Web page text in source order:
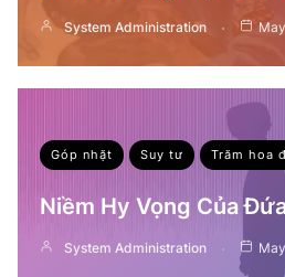
System Administration
Góp nhặt Suy tư Trăm hoa
Niềm Hy Vọng Của
System Administration